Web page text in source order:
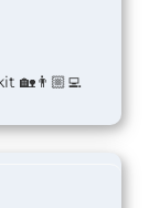
🏡👨🏼‍💻